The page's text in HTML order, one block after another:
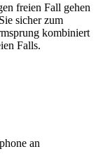
freien Fall gehen
sicher zum
kombiniert
Falls.
an